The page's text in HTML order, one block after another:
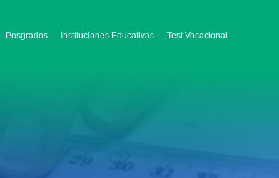
Posgrados Instituciones Educativas Test Vocacional